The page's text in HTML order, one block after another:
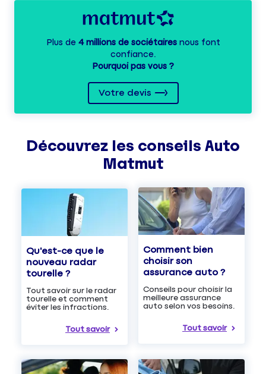
Plus de 4 millions de sociétairesnous font
confiance.
Pourquoi pas vous ?
Votre devis
Découvrez les conseils Auto
Matmut
Qu'est-ce que le
nouveau radar
tourelle ?
Tout savoir sur le radar
tourelle et comment
éviter les infractions.
Tout savoir
Comment bien
choisir son
assurance auto ?
Conseils pour choisir la
meilleure assurance
auto selon vos besoins.
Tout savoir